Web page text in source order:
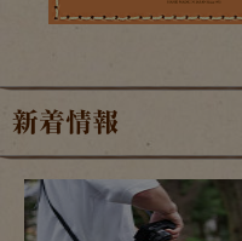
新着情報